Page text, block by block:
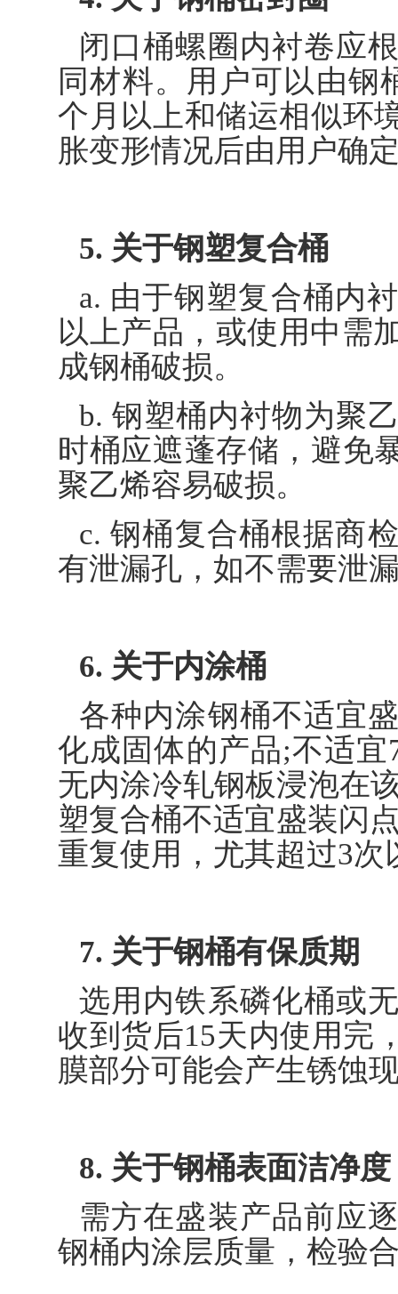
闭口桶螺圈内衬卷应
同材料。用户可以由钢
个月以上和储运相似环
胀变形情况后由用户确
5. 关于钢塑复合桶
a. 由于钢塑复合桶内
以上产品，或使用中需
成钢桶破损。
b. 钢塑桶内衬物为聚
时桶应遮蓬存储，避免
聚乙烯容易破损。
c. 钢桶复合桶根据商
有泄漏孔，如不需要泄
6. 关于内涂桶
各种内涂钢桶不适宜
化成固体的产品;不适宜
无内涂冷轧钢板浸泡在
塑复合桶不适宜盛装闪
重复使用，尤其超过3次
7. 关于钢桶有保质期
选用内铁系磷化桶或
收到货后15天内使用完
膜部分可能会产生锈蚀
8. 关于钢桶表面洁净度
需方在盛装产品前应
钢桶内涂层质量，检验